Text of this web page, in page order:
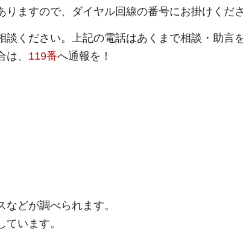
ますので、ダイヤル回線の番号にお掛けくだ
ください。上記の電話はあくまで相談・助言
、 119番へ通報を！
どが調べられます。
います。